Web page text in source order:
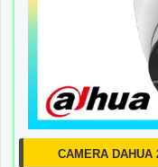
CAMERA DAHUA